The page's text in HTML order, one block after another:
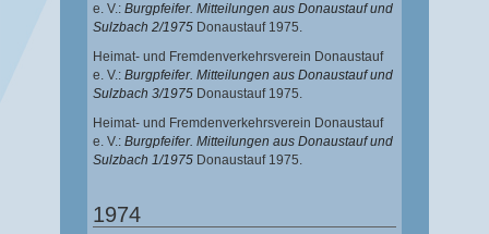
e. V.: Burgpfeifer. Mitteilungen aus Donaustauf und
Sulzbach 2/1975 Donaustauf 1975.
Heimat- und Fremdenverkehrsverein Donaustauf
e. V.: Burgpfeifer. Mitteilungen aus Donaustauf und
Sulzbach 3/1975 Donaustauf 1975.
Heimat- und Fremdenverkehrsverein Donaustauf
e. V.: Burgpfeifer. Mitteilungen aus Donaustauf und
Sulzbach 1/1975 Donaustauf 1975.
1974